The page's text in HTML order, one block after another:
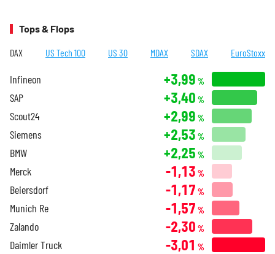
Tops & Flops
DAX US Tech 100 US 30 MDAX SDAX EuroStoxx
Infineon +3,99 %
SAP +3,40 %
Scout24 +2,99 %
Siemens +2,53 %
BMW +2,25 %
Merck -1,13 %
Beiersdorf -1,17 %
Munich Re -1,57 %
Zalando -2,30 %
Daimler Truck -3,01 %